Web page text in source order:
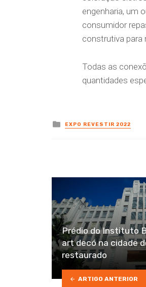
engenharia, um
consumidor
construtiva para
Todas as
quantidades
Posted
in
EXPO REVESTIR 2022
Prédio do Instituto
art decó na cidade
restaurado
ARTIGO ANTERIOR